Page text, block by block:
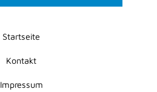
Startseite
Kontakt
Impressum